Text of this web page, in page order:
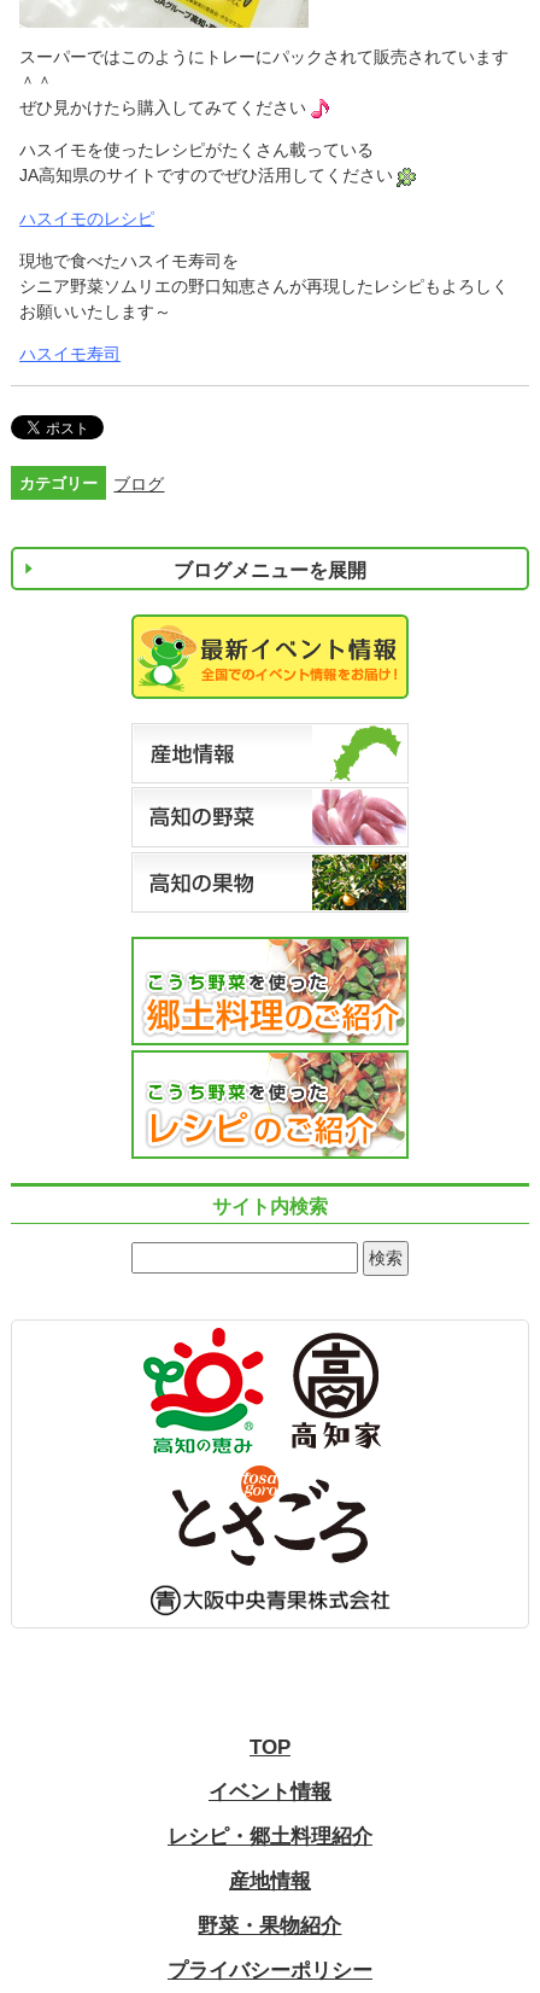
スーパーではこのようにトレーにパックされて販売されています
＾＾
ぜひ見かけたら購入してみてください
ハスイモを使ったレシピがたくさん載っている
JA高知県のサイトですのでぜひ活用してください
ハスイモのレシピ
現地で食べたハスイモ寿司を
シニア野菜ソムリエの野口知恵さんが再現したレシピもよろしく
お願いいたします～
ハスイモ寿司
カテゴリー ブログ
ブログメニューを展開
サイト内検索
TOP
イベント情報
レシピ・郷土料理紹介
産地情報
野菜・果物紹介
プライバシーポリシー